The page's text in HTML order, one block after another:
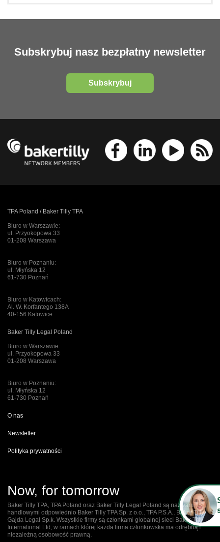
Subskrybuj nasz bezpłatny newsletter
Subskrybuj
TPA Poland / Baker Tilly TPA
Biuro w Warszawie:
ul. Przyokopowa 33
01-208 Warszawa
Biuro w Poznaniu:
ul. Młyńska 12
61-730 Poznań
Biuro w Katowicach:
Al. W. Korfantego 138A
40-156 Katowice
Baker Tilly Legal Poland
Biuro w Warszawie:
ul. Przyokopowa 33
01-208 Warszawa
Biuro w Poznaniu:
ul. Młyńska 12
61-730 Poznań
O nas
Newsletter
Polityka prywatności
Now, for tomorrow
Baker Tilly TPA, TPA Poland oraz Baker Tilly Legal Poland są nazwami
handlowymi odpowiednio Baker Tilly TPA Sp. z o.o., TPA P.S.A., Baker Tilly
Gajda Legal Sp.k. Wszystkie firmy są członkami globalnej sieci Baker Tilly
International Ltd, w ramach której każda firma członkowska ma odrębną i
niezależną osobowość prawną.